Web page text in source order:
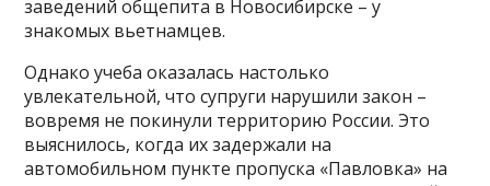
заведений общепита в Новосибирске – у
знакомых вьетнамцев.
Однако учеба оказалась настолько
увлекательной, что супруги нарушили закон –
вовремя не покинули территорию России. Это
выяснилось, когда их задержали на
автомобильном пункте пропуска «Павловка» на